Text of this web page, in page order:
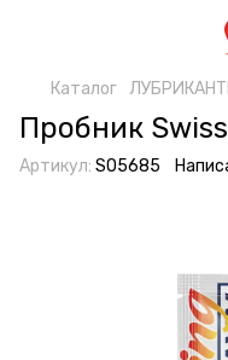
Каталог
Пробник
Артикул: SO5685